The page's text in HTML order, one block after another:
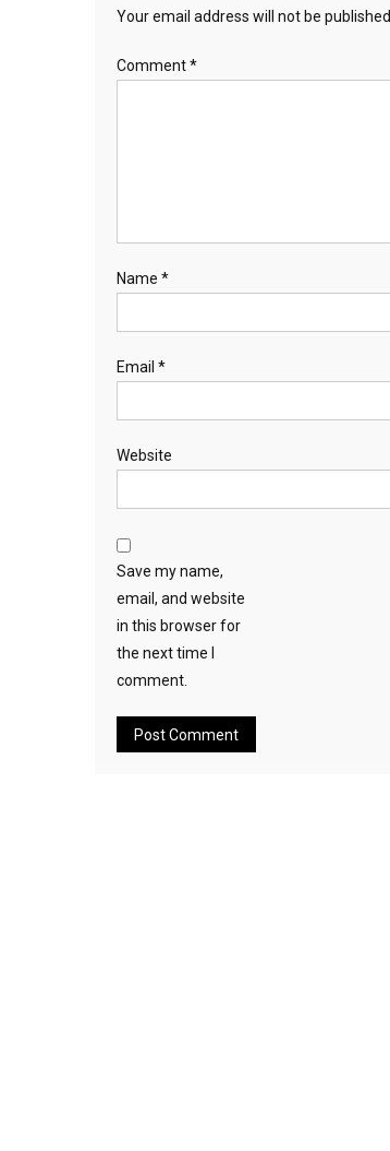
Your email address will not be published.
Comment*
Name *
Email *
Website
Save my name,
email, and website
in this browser for
the next time I
comment.